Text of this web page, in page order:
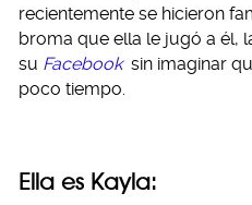
recientemente se hicieron
broma que ella le jugó a él,
su Facebook sin imaginar
poco tiempo.
Ella es Kayla: